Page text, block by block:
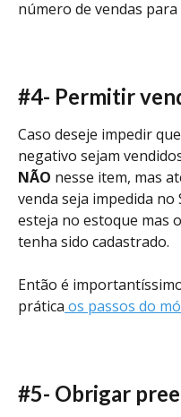
número de vendas
#4- Permitir
Caso deseje impedir
negativo sejam
NÃO nesse item, mas
venda seja impedida
esteja no estoque mas
tenha sido cadastrado.
Então é
prática os passos do
#5- Obrigar